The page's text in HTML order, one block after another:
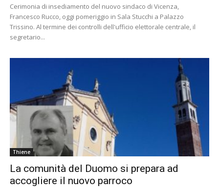
Cerimonia di insediamento del nuovo sindaco di Vicenza,
Francesco Rucco, oggi pomeriggio in Sala Stucchi a Palazzo
Trissino. Al termine dei controlli dell'ufficio elettorale centrale, il
segretario...
Thiene
La comunità del Duomo si prepara ad
accogliere il nuovo parroco